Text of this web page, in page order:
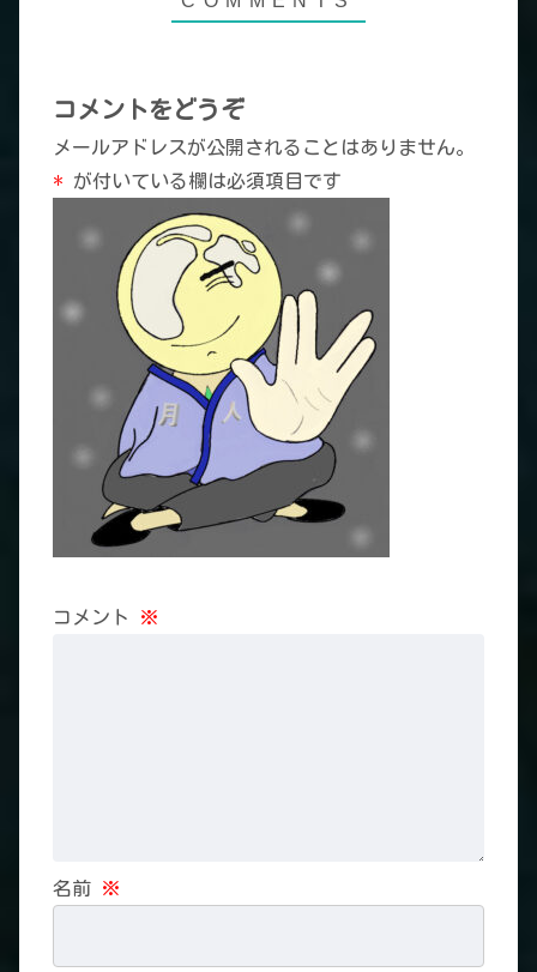
コメントをどうぞ
メールアドレスが公開されることはありません。
* が付いている欄は必須項目です
コメント ※
名前 ※